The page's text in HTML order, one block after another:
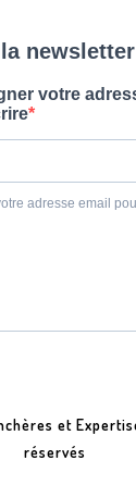
et
réservés